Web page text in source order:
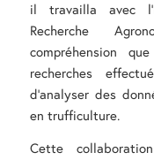
il travailla avec
Recherche
compréhension
recherches
d’analyser des
en trufficulture.
Cette